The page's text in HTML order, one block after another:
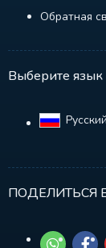
Обратная
Выберите язык
Русский‎
ПОДЕЛИТЬСЯ